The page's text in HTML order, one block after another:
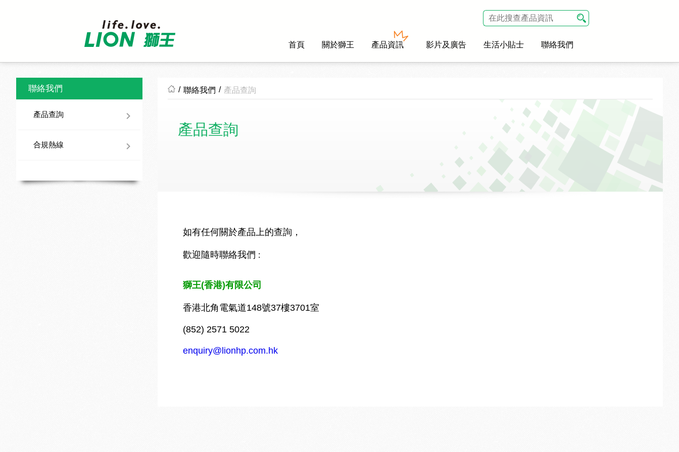
首頁 關於獅王 產品資訊 影片及廣告 生活小貼士 聯絡我們
聯絡我們
產品查詢
合規熱線
/ 聯絡我們 / 產品查詢
產品查詢
如有任何關於產品上的查詢，
歡迎隨時聯絡我們 :
獅王(香港)有限公司
香港北角電氣道148號37樓3701室
(852) 2571 5022
enquiry@lionhp.com.hk